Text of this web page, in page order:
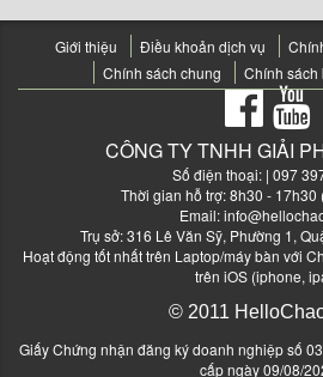
Giới thiệu Điều khoản dịch vụ
Chính sách chung
Chính sách
CÔNG TY TNHH GIẢI
Số điện thoại: | 097
Thời gian hỗ trợ: 8h30 - 17h30
Email:
Trụ sở: 316 Lê Văn Sỹ, Phường 1,
Hoạt động tốt nhất trên Laptop/máy bàn với
trên iOS (iphone,
© 2011
Giấy Chứng nhận đăng ký doanh nghiệp số
cấp ngày 09/08/